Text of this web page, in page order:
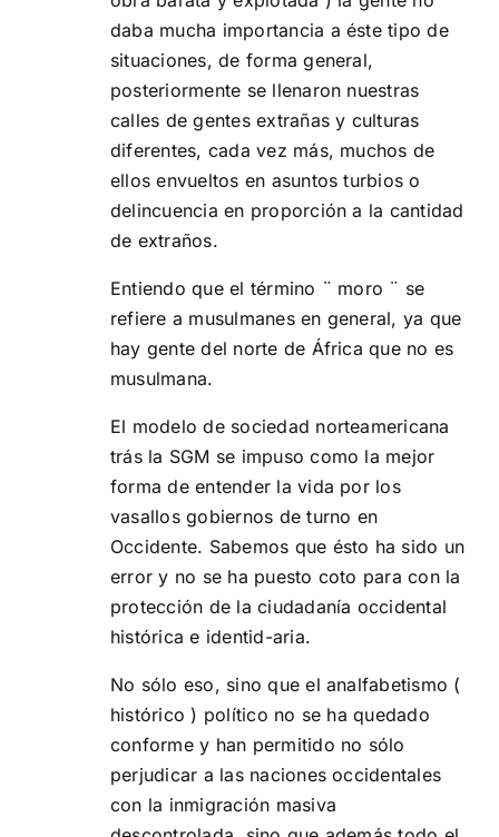
daba mucha importancia a éste tipo de
situaciones, de forma general,
posteriormente se llenaron nuestras
calles de gentes extrañas y culturas
diferentes, cada vez más, muchos de
ellos envueltos en asuntos turbios o
delincuencia en proporción a la cantidad
de extraños.
Entiendo que el término ¨ moro ¨ se
refiere a musulmanes en general, ya que
hay gente del norte de África que no es
musulmana.
El modelo de sociedad norteamericana
trás la SGM se impuso como la mejor
forma de entender la vida por los
vasallos gobiernos de turno en
Occidente. Sabemos que ésto ha sido un
error y no se ha puesto coto para con la
protección de la ciudadanía occidental
histórica e identid-aria.
No sólo eso, sino que el analfabetismo (
histórico ) político no se ha quedado
conforme y han permitido no sólo
perjudicar a las naciones occidentales
con la inmigración masiva